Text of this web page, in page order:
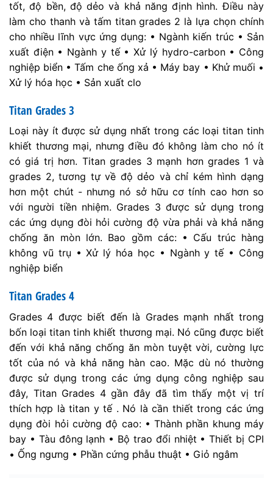
tốt, độ bền, độ dẻo và khả năng định hình. Điều này
làm cho thanh và tấm titan grades 2 là lựa chọn chính
cho nhiều lĩnh vực ứng dụng: • Ngành kiến trúc • Sản
xuất điện • Ngành y tế • Xử lý hydro-carbon • Công
nghiệp biển • Tấm che ống xả • Máy bay • Khử muối •
Xử lý hóa học • Sản xuất clo
Titan Grades 3
Loại này ít được sử dụng nhất trong các loại titan tinh
khiết thương mại, nhưng điều đó không làm cho nó ít
có giá trị hơn. Titan grades 3 mạnh hơn grades 1 và
grades 2, tương tự về độ dẻo và chỉ kém hình dạng
hơn một chút - nhưng nó sở hữu cơ tính cao hơn so
với người tiền nhiệm. Grades 3 được sử dụng trong
các ứng dụng đòi hỏi cường độ vừa phải và khả năng
chống ăn mòn lớn. Bao gồm các: • Cấu trúc hàng
không vũ trụ • Xử lý hóa học • Ngành y tế • Công
nghiệp biển
Titan Grades 4
Grades 4 được biết đến là Grades mạnh nhất trong
bốn loại titan tinh khiết thương mại. Nó cũng được biết
đến với khả năng chống ăn mòn tuyệt vời, cường lực
tốt của nó và khả năng hàn cao. Mặc dù nó thường
được sử dụng trong các ứng dụng công nghiệp sau
đây, Titan Grades 4 gần đây đã tìm thấy một vị trí
thích hợp là titan y tế . Nó là cần thiết trong các ứng
dụng đòi hỏi cường độ cao: • Thành phần khung máy
bay • Tàu đông lạnh • Bộ trao đổi nhiệt • Thiết bị CPI
• Ống ngưng • Phần cứng phẫu thuật • Giỏ ngâm